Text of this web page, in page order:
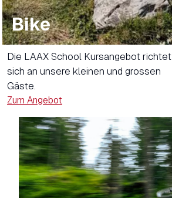
Bike
Die LAAX School Kursangebot richtet
sich an unsere kleinen und grossen
Gäste.
Zum Angebot